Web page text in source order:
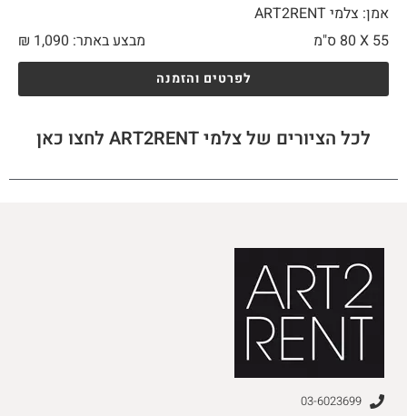
אמן: צלמי ART2RENT
55 X
מבצע באתר: ₪ 1,090
לפרטים והזמנה
לכל הציורים של צלמי ART2RENT לחצו כאן
03-6023699